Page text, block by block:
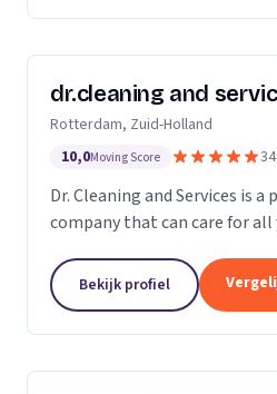
dr.cleaning and
Rotterdam, Zuid-Holland
10,0Moving Score
Dr. Cleaning and Services is
company that can care for
general cleaning to deep
Bekijk profiel